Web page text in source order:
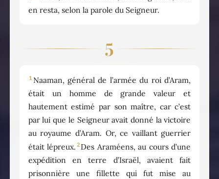
en resta, selon la parole du Seigneur.
5
1 Naaman, général de l’armée du roi d’Aram,
était un homme de grande valeur et
hautement estimé par son maître, car c’est
par lui que le Seigneur avait donné la victoire
au royaume d’Aram. Or, ce vaillant guerrier
était lépreux. 2 Des Araméens, au cours d’une
expédition en terre d’Israël, avaient fait
prisonnière une fillette qui fut mise au